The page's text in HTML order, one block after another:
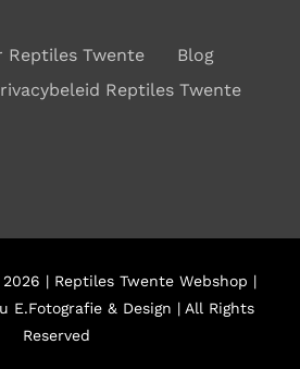
Reptiles Twente
Blog
Reptiles Twente
| Reptiles Twente Webshop |
E.Fotografie & Design | All Rights
Reserved